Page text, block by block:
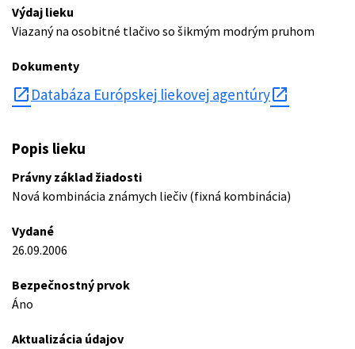
Výdaj lieku
Viazaný na osobitné tlačivo so šikmým modrým pruhom
Dokumenty
open_in_new Databáza Európskej liekovej agentúry
Popis lieku
Právny základ žiadosti
Nová kombinácia známych liečiv (fixná kombinácia)
Vydané
26.09.2006
Bezpečnostný prvok
Áno
Aktualizácia údajov